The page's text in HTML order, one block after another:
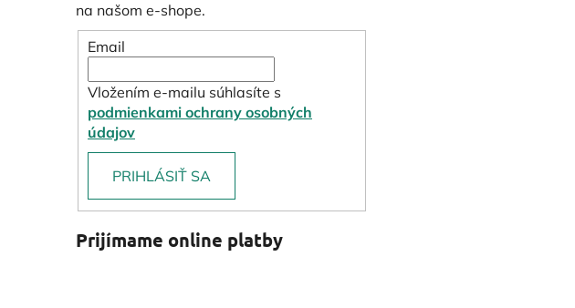
na našom e-shope.
Email
Vložením e-mailu súhlasíte s
podmienkami ochrany osobných
údajov
PRIHLÁSIŤ SA
Prijímame online platby